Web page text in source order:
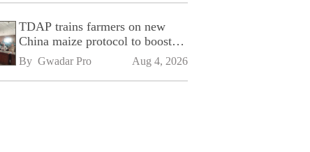
TDAP trains farmers on new
China maize protocol to boost
exports
By Gwadar Pro Aug 4, 2026